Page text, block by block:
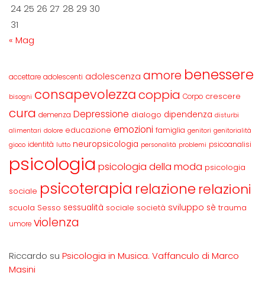
24 25 26 27 28 29 30
31
« Mag
accettare adolescenti adolescenza amore benessere
bisogni consapevolezzacoppia Corpo crescere
cura demenza Depressione dialogo dipendenza disturbi
alimentari dolore educazione emozioni famiglia genitori genitorialità
gioco identità lutto neuropsicologia personalità problemi psicoanalisi
psicologia psicologia della moda psicologia
sociale psicoterapia relazione relazioni
scuola Sesso sessualità sociale società sviluppo sè trauma
umore violenza
Riccardo su Psicologia in Musica. Vaffanculo di Marco
Masini